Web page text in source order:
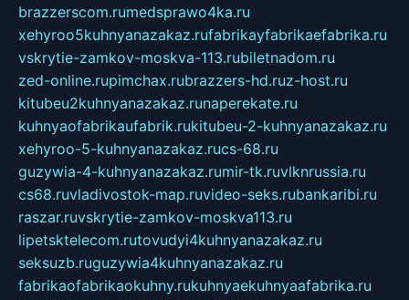
brazzerscom.rumedsprawo4ka.ru
xehyroo5kuhnyanazakaz.rufabrikayfabrikaefabrika.ru
vskrytie-zamkov-moskva-113.rubiletnadom.ru
zed-online.rupimchax.rubrazzers-hd.ruz-host.ru
kitubeu2kuhnyanazakaz.runaperekate.ru
kuhnyaofabrikaufabrik.rukitubeu-2-kuhnyanazakaz.ru
xehyroo-5-kuhnyanazakaz.rucs-68.ru
guzywia-4-kuhnyanazakaz.rumir-tk.ruvlknrussia.ru
cs68.ruvladivostok-map.ruvideo-seks.rubankaribi.ru
raszar.ruvskrytie-zamkov-moskva113.ru
lipetsktelecom.rutovudyi4kuhnyanazakaz.ru
seksuzb.ruguzywia4kuhnyanazakaz.ru
fabrikaofabrikaokuhny.rukuhnyaekuhnyaafabrika.ru